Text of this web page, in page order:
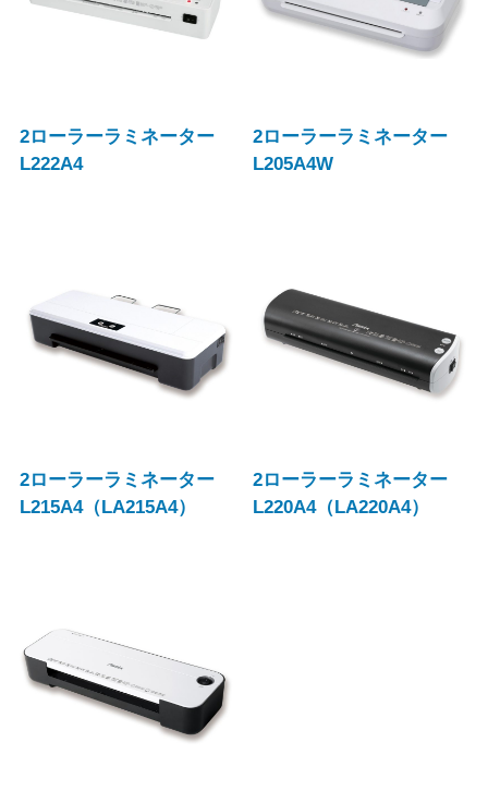
2ローラーラミネーター
L222A4
2ローラーラミネーター
L205A4W
2ローラーラミネーター
L215A4（LA215A4）
2ローラーラミネーター
L220A4（LA220A4）